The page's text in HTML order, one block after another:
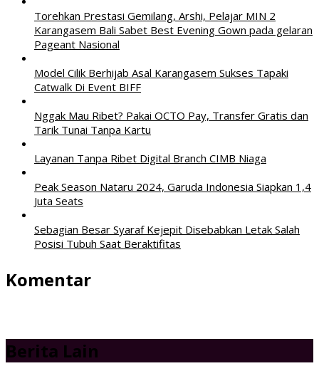
Torehkan Prestasi Gemilang, Arshi, Pelajar MIN 2
Karangasem Bali Sabet Best Evening Gown pada gelaran
Pageant Nasional
Model Cilik Berhijab Asal Karangasem Sukses Tapaki
Catwalk Di Event BIFF
Nggak Mau Ribet? Pakai OCTO Pay, Transfer Gratis dan
Tarik Tunai Tanpa Kartu
Layanan Tanpa Ribet Digital Branch CIMB Niaga
Peak Season Nataru 2024, Garuda Indonesia Siapkan 1,4
Juta Seats
Sebagian Besar Syaraf Kejepit Disebabkan Letak Salah
Posisi Tubuh Saat Beraktifitas
Komentar
Berita Lain